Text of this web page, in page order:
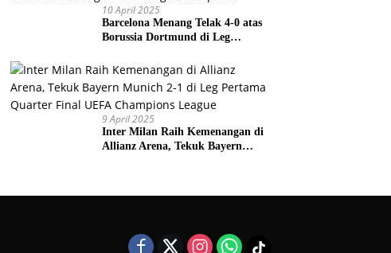
10 April 2025
Barcelona Menang Telak 4-0 atas
Borussia Dortmund di Leg
9 April 2025
Inter Milan Raih Kemenangan di
Allianz Arena, Tekuk Bayern